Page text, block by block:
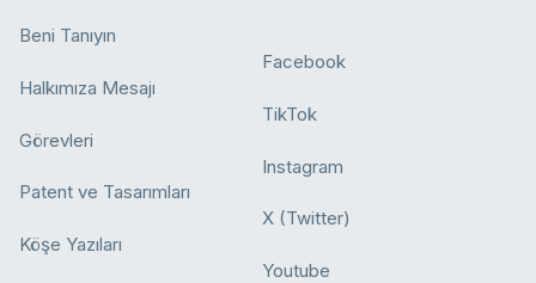
Beni Tanıyın
Halkımıza Mesajı
Görevleri
Patent ve Tasarımları
Köşe Yazıları
Facebook
TikTok
Instagram
X (Twitter)
Youtube